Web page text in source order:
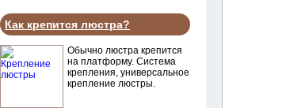
Как крепится люстра?
Обычно люстра крепится
на платформу. Система
крепления, универсальное
крепление люстры.